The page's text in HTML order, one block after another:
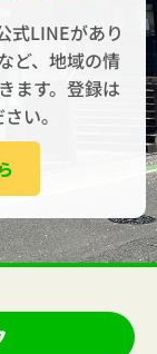
式LINEがあり
ど、地域の情
ます。登録は
い。